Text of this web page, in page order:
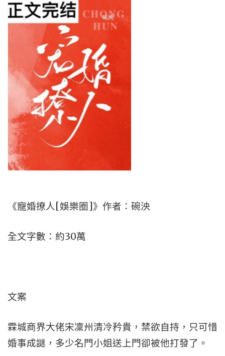
《寵婚撩人[娛樂圈]》作者：碗泱
全文字數：約30萬
文案
霖城商界大佬宋凜州清冷矜貴，禁欲自持，只可惜
婚事成謎，多少名門小姐送上門卻被他打發了。